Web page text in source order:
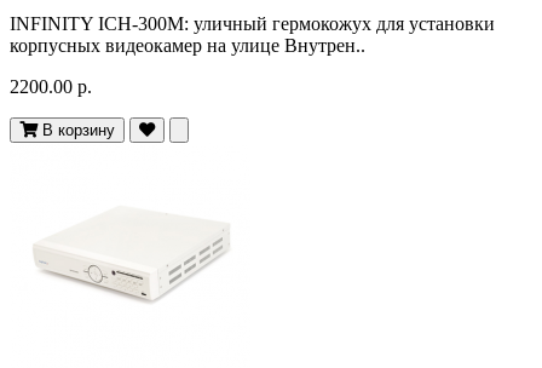
INFINITY ICH-300M: уличный гермокожух для установки
корпусных видеокамер на улице Внутрен..
2200.00 р.
В корзину